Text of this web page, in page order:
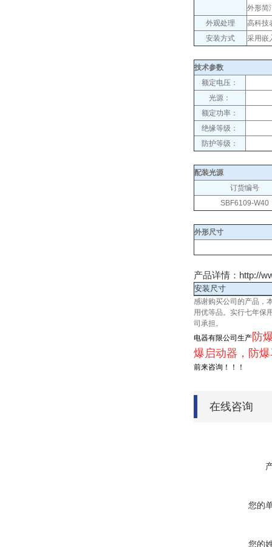
外形简
外观处理
高科技
安装方式
采用嵌
技术参数
额定电压：
光源：
额定功率：
绝缘等级：
防护等级：
配装光源
订货编号
SBF6109-W40
外形尺寸
产品详情：http://
安装尺寸
感谢购买公司的产品，
用优等品。实行七年保
司承担。
电器有限公司生产防
爆启动器，防爆
前来咨询！！！
在线咨询
您的
您的